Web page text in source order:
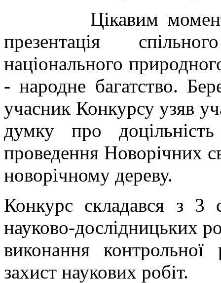
Цікавим моментом
презентація
національного
- народне багатство.
учасник Конкурсу узяв
думку про
проведення Новорічних
новорічному дереву.
Конкурс складався з 3
науково-дослідницьких
виконання
захист наукових робіт.